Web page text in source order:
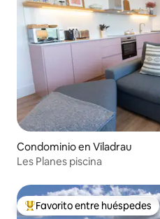
Condominio en Viladrau
Les Planes piscina
De los mejores en Favorito
Favorito entre huéspedes